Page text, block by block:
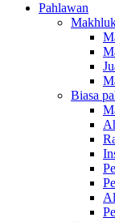
Pahlawan
Biasa